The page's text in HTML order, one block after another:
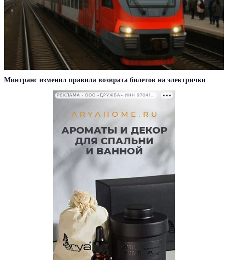
Минтранс изменил правила возврата билетов на электрички
РЕКЛАМА • ООО «ДРУЖБА» ИНН 9704146411